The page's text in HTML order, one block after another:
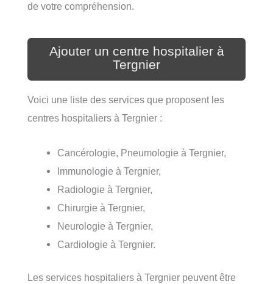
de votre compréhension.
Ajouter un centre hospitalier à
Tergnier
Voici une liste des services que proposent les
centres hospitaliers à Tergnier :
Cancérologie, Pneumologie à Tergnier,
Immunologie à Tergnier,
Radiologie à Tergnier,
Chirurgie à Tergnier,
Neurologie à Tergnier,
Cardiologie à Tergnier.
Les services hospitaliers à Tergnier peuvent être